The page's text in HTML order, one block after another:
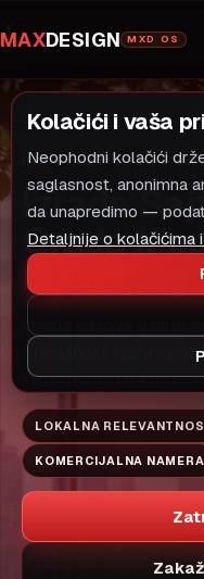
MAXDESIGN MXD OS
LOKALNI MODEL
Izrada
Grada
izrada sajtova u delu
preciznost i jasnu
sa jasnom
LOKALNA
KOMERCIJALNA NAMERA
Kolačići i vaša
Neophodni kolačići
saglasnost, anonimna
da unapredimo —
Detaljnije o kolačićima